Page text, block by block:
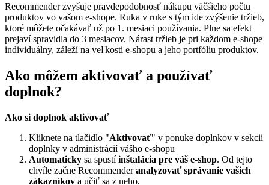
Recommender zvyšuje pravdepodobnosť nákupu väčšieho počtu
produktov vo vašom e-shope. Ruka v ruke s tým ide zvýšenie tržieb,
ktoré môžete očakávať už po 1. mesiaci používania. Plne sa efekt
prejaví spravidla do 3 mesiacov. Nárast tržieb je pri každom e-shope
individuálny, záleží na veľkosti e-shopu a jeho portfóliu produktov.
Ako môžem aktivovať a používať
doplnok?
Ako si doplnok aktivovať
Kliknete na tlačidlo "Aktivovať" v ponuke doplnkov v sekcii
doplnky v administrácií vášho e-shopu
Automaticky sa spustíinštalácia pre váš e-shop. Od tejto
chvíle začne Recommenderanalyzovať správanie vašich
zákazníkov a učiť sa z neho.